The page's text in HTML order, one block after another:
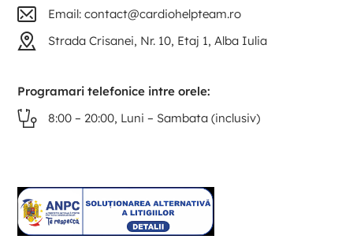
Email: contact@cardiohelpteam.ro
Strada Crisanei, Nr. 10, Etaj 1, Alba Iulia
Programari telefonice intre orele:
8:00 – 20:00, Luni – Sambata (inclusiv)